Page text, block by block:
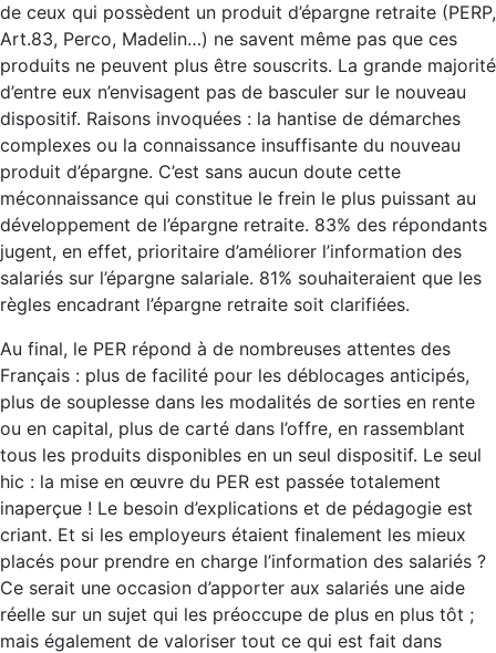
de ceux qui possèdent un produit d’épargne retraite (PERP,
Art.83, Perco, Madelin…) ne savent même pas que ces
produits ne peuvent plus être souscrits. La grande majorité
d’entre eux n’envisagent pas de basculer sur le nouveau
dispositif. Raisons invoquées : la hantise de démarches
complexes ou la connaissance insuffisante du nouveau
produit d’épargne. C’est sans aucun doute cette
méconnaissance qui constitue le frein le plus puissant au
développement de l’épargne retraite. 83% des répondants
jugent, en effet, prioritaire d’améliorer l’information des
salariés sur l’épargne salariale. 81% souhaiteraient que les
règles encadrant l’épargne retraite soit clarifiées.
Au final, le PER répond à de nombreuses attentes des
Français : plus de facilité pour les déblocages anticipés,
plus de souplesse dans les modalités de sorties en rente
ou en capital, plus de carté dans l’offre, en rassemblant
tous les produits disponibles en un seul dispositif. Le seul
hic : la mise en œuvre du PER est passée totalement
inaperçue ! Le besoin d’explications et de pédagogie est
criant. Et si les employeurs étaient finalement les mieux
placés pour prendre en charge l’information des salariés ?
Ce serait une occasion d’apporter aux salariés une aide
réelle sur un sujet qui les préoccupe de plus en plus tôt ;
mais également de valoriser tout ce qui est fait dans